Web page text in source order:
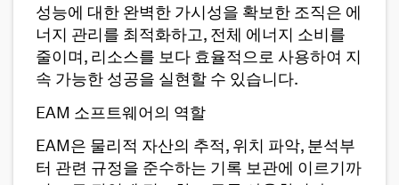
성능에 대한 완벽한 가시성을 확보한 조직은 에
너지 관리를 최적화하고, 전체 에너지 소비를
줄이며, 리소스를 보다 효율적으로 사용하여 지
속 가능한 성공을 실현할 수 있습니다.
EAM 소프트웨어의 역할
EAM은 물리적 자산의 추적, 위치 파악, 분석부
터 관련 규정을 준수하는 기록 보관에 이르기까